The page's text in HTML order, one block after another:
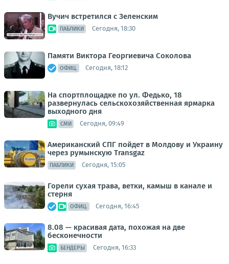
Вучич встретился с Зеленским
ПАБЛИКИ Сегодня, 18:30
Памяти Виктора Георгиевича Соколова
ОФИЦ. Сегодня, 18:12
На спортплощадке по ул. Федько, 18
развернулась сельскохозяйственная ярмарка
выходного дня
СМИ Сегодня, 09:49
Американский СПГ пойдет в Молдову и Украину
через румынскую Transgaz
ПАБЛИКИ Сегодня, 15:05
Горели сухая трава, ветки, камыш в канале и
стерня
ОФИЦ. Сегодня, 16:45
8.08 — красивая дата, похожая на две
бесконечности
БЕНДЕРЫ Сегодня, 16:33